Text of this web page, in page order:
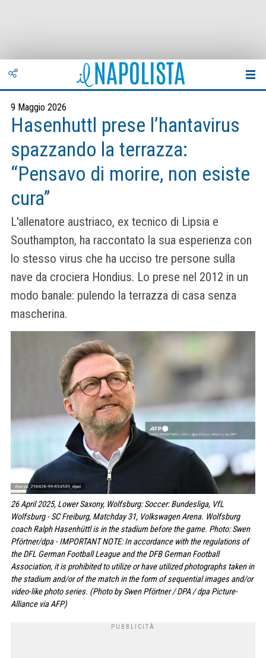
9 Maggio 2026
Hasenhuttl prese l’hantavirus
spazzando la terrazza:
“Pensavo di morire, non esiste
cura”
L'allenatore austriaco, ex tecnico di Lipsia e
Southampton, ha raccontato la sua esperienza con
lo stesso virus che ha ucciso tre persone sulla
nave da crociera Hondius. Lo prese nel 2012 in un
modo banale: pulendo la terrazza di casa senza
mascherina.
26 April 2025, Lower Saxony, Wolfsburg: Soccer: Bundesliga, VfL
Wolfsburg - SC Freiburg, Matchday 31, Volkswagen Arena. Wolfsburg
coach Ralph Hasenhüttl is in the stadium before the game. Photo: Swen
Pförtner/dpa - IMPORTANT NOTE: In accordance with the regulations of
the DFL German Football League and the DFB German Football
Association, it is prohibited to utilize or have utilized photographs taken in
the stadium and/or of the match in the form of sequential images and/or
video-like photo series. (Photo by Swen Pförtner / DPA / dpa Picture-
Alliance via AFP)